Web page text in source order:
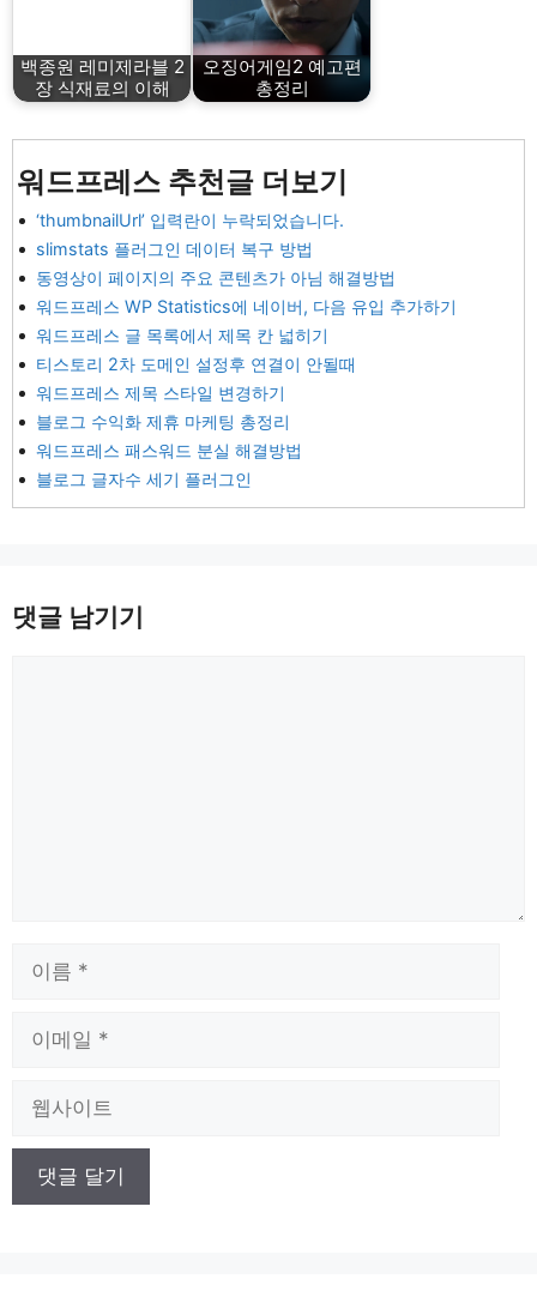
백종원 레미제라블 2
장 식재료의 이해
오징어게임2 예고편
총정리
워드프레스 추천글 더보기
‘thumbnailUrl’ 입력란이 누락되었습니다.
slimstats 플러그인 데이터 복구 방법
동영상이 페이지의 주요 콘텐츠가 아님 해결방법
워드프레스 WP Statistics에 네이버, 다음 유입 추가하기
워드프레스 글 목록에서 제목 칸 넓히기
티스토리 2차 도메인 설정후 연결이 안될때
워드프레스 제목 스타일 변경하기
블로그 수익화 제휴 마케팅 총정리
워드프레스 패스워드 분실 해결방법
블로그 글자수 세기 플러그인
댓글 남기기